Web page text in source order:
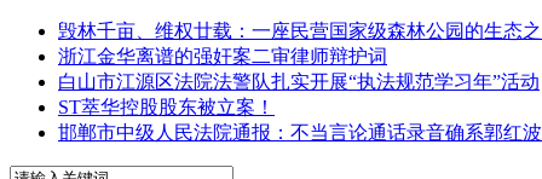
毁林千亩、维权廿载：一座民营国家级森林公园的生态
浙江金华离谱的强奸案二审律师辩护词
白山市江源区法院法警队扎实开展“执法规范学习年”活动
ST萃华控股股东被立案！
邯郸市中级人民法院通报：不当言论通话录音确系郭红